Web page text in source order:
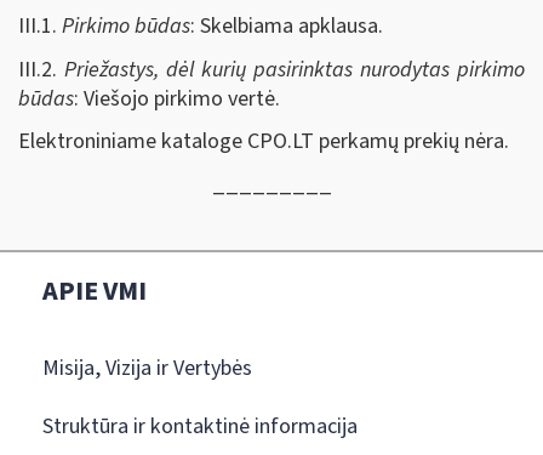
III.1. Pirkimo būdas: Skelbiama apklausa.
III.2. Priežastys, dėl kurių pasirinktas nurodytas pirkimo
būdas: Viešojo pirkimo vertė.
Elektroniniame kataloge CPO.LT perkamų prekių nėra.
APIE VMI
Misija, Vizija ir Vertybės
Struktūra ir kontaktinė informacija